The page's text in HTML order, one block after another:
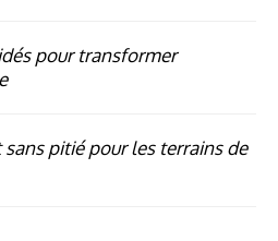
pour transformer
sans pitié pour les terrains de